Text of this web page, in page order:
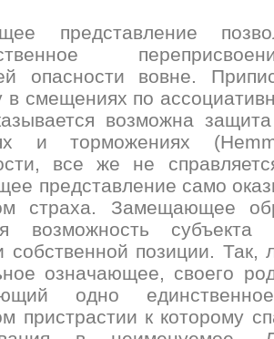
представление
опасности вовне.
смещениях по
возможна
и торможениях
все же не
представление само
страха. Замещающее
возможность
собственной позиции.
означающее, своего
одно
пристрастии к которому